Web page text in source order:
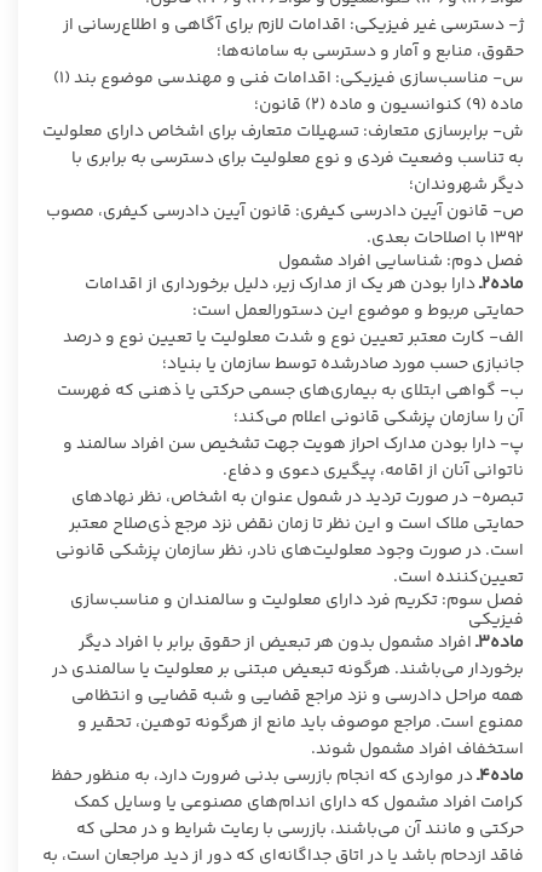
ژ- دسترسی غیر فیزیکی: اقدامات لازم برای آگاهی و اطلاع‌رسانی از
حقوق، منابع و آمار و دسترسی به سامانه‌ها؛
س- مناسب‌سازی فیزیکی: اقدامات فنی و مهندسی موضوع بند (۱)
ماده (۹) کنوانسیون و ماده (۲) قانون؛
ش- برابرسازی متعارف: تسهیلات متعارف برای اشخاص دارای معلولیت
به تناسب وضعیت فردی و نوع معلولیت برای دسترسی به برابری با
دیگر شهروندان؛
ص- قانون آیین دادرسی کیفری: قانون آیین دادرسی کیفری، مصوب
۱۳۹۲ با اصلاحات بعدی.
فصل دوم: شناسایی افراد مشمول
ماده۲ـ دارا بودن هر یک از مدارک زیر، دلیل برخورداری از اقدامات
حمایتی مربوط و موضوع این دستورالعمل است:
الف- کارت معتبر تعیین نوع و شدت معلولیت یا تعیین نوع و درصد
جانبازی حسب مورد صادرشده توسط سازمان یا بنیاد؛
ب- گواهی ابتلای به بیماری‌های جسمی حرکتی یا ذهنی که فهرست
آن را سازمان پزشکی قانونی اعلام می‌کند؛
پ- دارا بودن مدارک احراز هویت جهت تشخیص سن افراد سالمند و
ناتوانی آنان از اقامه، پیگیری دعوی و دفاع.
تبصره- در صورت تردید در شمول عنوان به اشخاص، نظر نهادهای
حمایتی ملاک است و این نظر تا زمان نقض نزد مرجع ذی‌صلاح معتبر
است. در صورت وجود معلولیت‌های نادر، نظر سازمان پزشکی قانونی
تعیین‌کننده است.
فصل سوم: تکریم فرد دارای معلولیت و سالمندان و مناسب‌سازی
فیزیکی
ماده۳ـ
افراد مشمول بدون هر تبعیض از حقوق برابر با افراد دیگر
برخوردار می‌باشند. هرگونه تبعیض مبتنی بر معلولیت یا سالمندی در
همه مراحل دادرسی و نزد مراجع قضایی و شبه قضایی و انتظامی
ممنوع است. مراجع موصوف باید مانع از هرگونه توهین، تحقیر و
استخفاف افراد مشمول شوند.
ماده۴ـ
در مواردی که انجام بازرسی بدنی ضرورت دارد، به منظور حفظ
کرامت افراد مشمول که دارای اندام‌های مصنوعی یا وسایل کمک
حرکتی و مانند آن می‌باشند، بازرسی با رعایت شرایط و در محلی که
فاقد ازدحام باشد یا در اتاق جداگانه‌ای که دور از دید مراجعان است، به